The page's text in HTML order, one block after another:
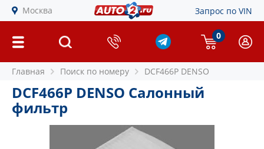
Москва Запрос по VIN
0
Главная Поиск по номеру DCF466P DENSO
DCF466P DENSO Салонный
фильтр